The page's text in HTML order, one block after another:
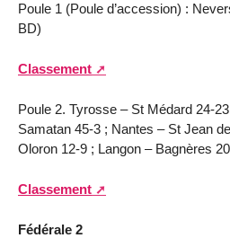
Poule 1 (Poule d’accession) :
BD)
Classement
Poule 2. Tyrosse – St Médard 24-
Samatan 45-3 ; Nantes – St Jean
Oloron 12-9 ; Langon – Bagnères
Classement
Fédérale 2